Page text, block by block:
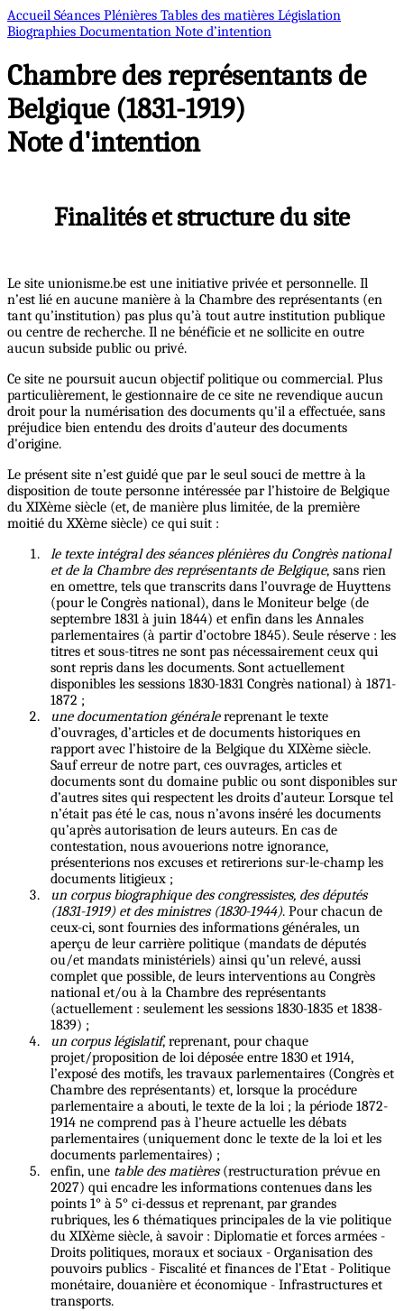
Accueil Séances Plénières Tables des matières Législation
Biographies Documentation Note d’intention
Chambre des représentants de
Belgique (1831-1919)
Note d'intention
Finalités et structure du site
Le site unionisme.be est une initiative privée et personnelle. Il
n’est lié en aucune manière à la Chambre des représentants (en
tant qu’institution) pas plus qu’à tout autre institution publique
ou centre de recherche. Il ne bénéficie et ne sollicite en outre
aucun subside public ou privé.
Ce site ne poursuit aucun objectif politique ou commercial. Plus
particulièrement, le gestionnaire de ce site ne revendique aucun
droit pour la numérisation des documents qu'il a effectuée, sans
préjudice bien entendu des droits d'auteur des documents
d'origine.
Le présent site n’est guidé que par le seul souci de mettre à la
disposition de toute personne intéressée par l’histoire de Belgique
du XIXème siècle (et, de manière plus limitée, de la première
moitié du XXème siècle) ce qui suit :
le texte intégral des séances plénières du Congrès national
et de la Chambre des représentants de Belgique, sans rien
en omettre, tels que transcrits dans l’ouvrage de Huyttens
(pour le Congrès national), dans le Moniteur belge (de
septembre 1831 à juin 1844) et enfin dans les Annales
parlementaires (à partir d’octobre 1845). Seule réserve : les
titres et sous-titres ne sont pas nécessairement ceux qui
sont repris dans les documents. Sont actuellement
disponibles les sessions 1830-1831 Congrès national) à 1871-
1872 ;
une documentation généralereprenant le texte
d’ouvrages, d’articles et de documents historiques en
rapport avec l’histoire de la Belgique du XIXème siècle.
Sauf erreur de notre part, ces ouvrages, articles et
documents sont du domaine public ou sont disponibles sur
d’autres sites qui respectent les droits d’auteur. Lorsque tel
n’était pas été le cas, nous n’avons inséré les documents
qu’après autorisation de leurs auteurs. En cas de
contestation, nous avouerions notre ignorance,
présenterions nos excuses et retirerions sur-le-champ les
documents litigieux ;
un corpus biographique des congressistes, des députés
(1831-1919) et des ministres (1830-1944). Pour chacun de
ceux-ci, sont fournies des informations générales, un
aperçu de leur carrière politique (mandats de députés
ou/et mandats ministériels) ainsi qu’un relevé, aussi
complet que possible, de leurs interventions au Congrès
national et/ou à la Chambre des représentants
(actuellement : seulement les sessions 1830-1835 et 1838-
1839) ;
un corpus législatif, reprenant, pour chaque
projet/proposition de loi déposée entre 1830 et 1914,
l’exposé des motifs, les travaux parlementaires (Congrès et
Chambre des représentants) et, lorsque la procédure
parlementaire a abouti, le texte de la loi ; la période 1872-
1914 ne comprend pas à l'heure actuelle les débats
parlementaires (uniquement donc le texte de la loi et les
documents parlementaires) ;
enfin, une table des matières(restructuration prévue en
2027) qui encadre les informations contenues dans les
points 1° à 5° ci-dessus et reprenant, par grandes
rubriques, les 6 thématiques principales de la vie politique
du XIXème siècle, à savoir : Diplomatie et forces armées -
Droits politiques, moraux et sociaux - Organisation des
pouvoirs publics - Fiscalité et finances de l’Etat - Politique
monétaire, douanière et économique - Infrastructures et
transports.